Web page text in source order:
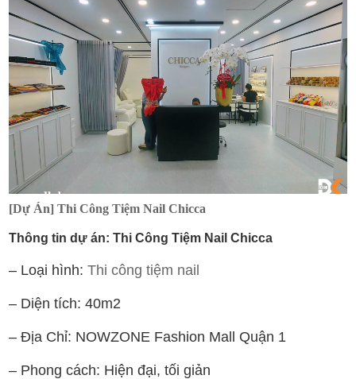
[Dự Án] Thi Công Tiệm Nail Chicca
Thông tin dự án: Thi Công Tiệm Nail Chicca
– Loại hình:Thi công tiệm nail
– Diện tích: 40m2
– Địa Chỉ: NOWZONE Fashion Mall Quận 1
– Phong cách: Hiện đại, tối giản